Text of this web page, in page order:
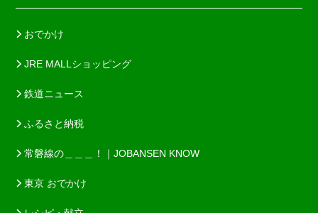
おでかけ
JRE MALLショッピング
鉄道ニュース
ふるさと納税
常磐線の＿＿＿！｜JOBANSEN KNOW
東京 おでかけ